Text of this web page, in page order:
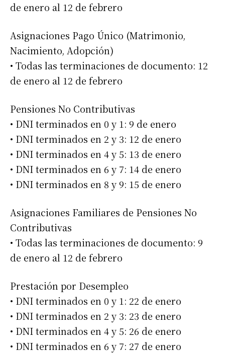
Dirección de correo electrónico *
Nombre
Número de teléfono
de enero al 12 de febrero
Asignaciones Pago Único (Matrimonio,
Nacimiento, Adopción)
• Todas las terminaciones de documento: 12
de enero al 12 de febrero
Pensiones No Contributivas
• DNI terminados en 0 y 1: 9 de enero
• DNI terminados en 2 y 3: 12 de enero
• DNI terminados en 4 y 5: 13 de enero
• DNI terminados en 6 y 7: 14 de enero
• DNI terminados en 8 y 9: 15 de enero
Asignaciones Familiares de Pensiones No
Contributivas
• Todas las terminaciones de documento: 9
de enero al 12 de febrero
Prestación por Desempleo
• DNI terminados en 0 y 1: 22 de enero
• DNI terminados en 2 y 3: 23 de enero
• DNI terminados en 4 y 5: 26 de enero
• DNI terminados en 6 y 7: 27 de enero